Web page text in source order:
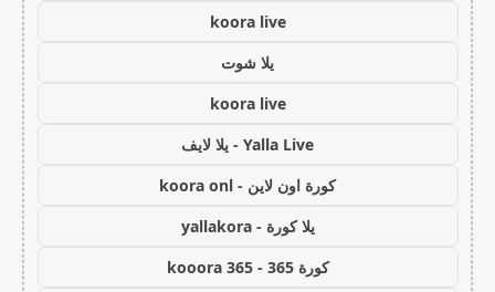
koora live
يلا شوت
koora live
Yalla Live - يلا لايف
كورة اون لاين - koora onl
يلا كورة - yallakora
كورة 365 - kooora 365